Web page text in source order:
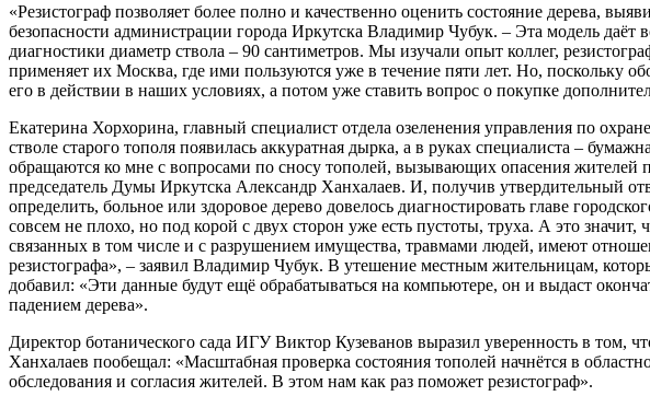
«Резистограф позволяет более полно и качественно оценить состояние дерева,
безопасности администрации города Иркутска Владимир Чубук. – Эта модель
диагностики диаметр ствола – 90 сантиметров. Мы изучали опыт коллег,
применяет их Москва, где ими пользуются уже в течение пяти лет. Но, поскольку
его в действии в наших условиях, а потом уже ставить вопрос о покупке
Екатерина Хорхорина, главный специалист отдела озеленения управления по
стволе старого тополя появилась аккуратная дырка, а в руках специалиста –
обращаются ко мне с вопросами по сносу тополей, вызывающих опасения
председатель Думы Иркутска Александр Ханхалаев. И, получив утвердительный
определить, больное или здоровое дерево довелось диагностировать главе
совсем не плохо, но под корой с двух сторон уже есть пустоты, труха. А это
связанных в том числе и с разрушением имущества, травмами людей, имеют
резистографа», – заявил Владимир Чубук. В утешение местным жительницам,
добавил: «Эти данные будут ещё обрабатываться на компьютере, он и выдаст
падением дерева».
Директор ботанического сада ИГУ Виктор Кузеванов выразил уверенность в том,
Ханхалаев пообещал: «Масштабная проверка состояния тополей начнётся в
обследования и согласия жителей. В этом нам как раз поможет резистограф».